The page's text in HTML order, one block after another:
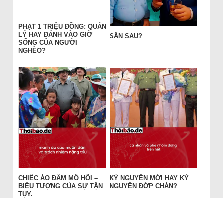
PHẠT 1 TRIỆU ĐỒNG: QUẢN
LÝ HAY ĐÁNH VÀO GIỜ
SỐNG CỦA NGƯỜI
NGHÈO?
SÂN SAU?
CHIẾC ÁO ĐẦM MỒ HÔI –
BIỂU TƯỢNG CỦA SỰ TẬN
TỤY.
KỶ NGUYÊN MỚI HAY KỶ
NGUYÊN ĐỚP CHÁN?